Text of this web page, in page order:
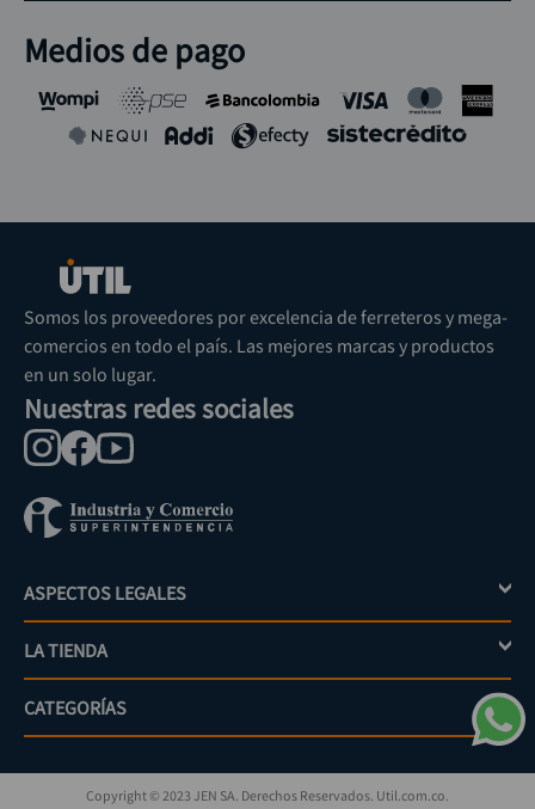
Medios de pago
Somos los proveedores por excelencia de ferreteros y mega-
comercios en todo el país. Las mejores marcas y productos
en un solo lugar.
Nuestras redes sociales
ASPECTOS LEGALES +
Política de tratamiento de datos personales
Términos y condiciones
LA TIENDA +
Mi cuenta
PQRs
CATEGORÍAS
Jardinería
Copyright © 2023 JEN SA. Derechos Reservados. Util.com.co.